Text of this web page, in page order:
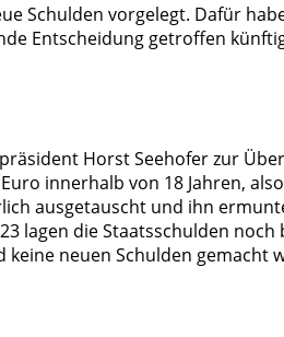
Schulden vorgelegt. Dafür
Entscheidung getroffen
Horst Seehofer zur
innerhalb von 18 Jahren,
ausgetauscht und ihn
lagen die Staatsschulden noch
neuen Schulden gemacht